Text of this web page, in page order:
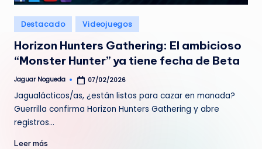
d
aPublicado
en
Destacado Videojuegos
Horizon Hunters Gathering: El ambicioso
“Monster Hunter” ya tiene fecha de Beta
Publicado
Jaguar Nogueda 07/02/2026
Jagualácticos/as, ¿están listos para cazar en manada?
Guerrilla confirma Horizon Hunters Gathering y abre
registros…
Leer más